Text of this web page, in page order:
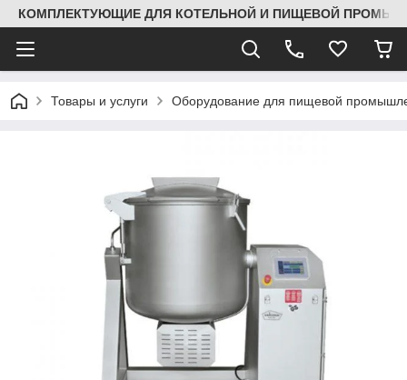
КОМПЛЕКТУЮЩИЕ ДЛЯ КОТЕЛЬНОЙ И ПИЩЕВОЙ
Товары и услуги Оборудование для пищевой